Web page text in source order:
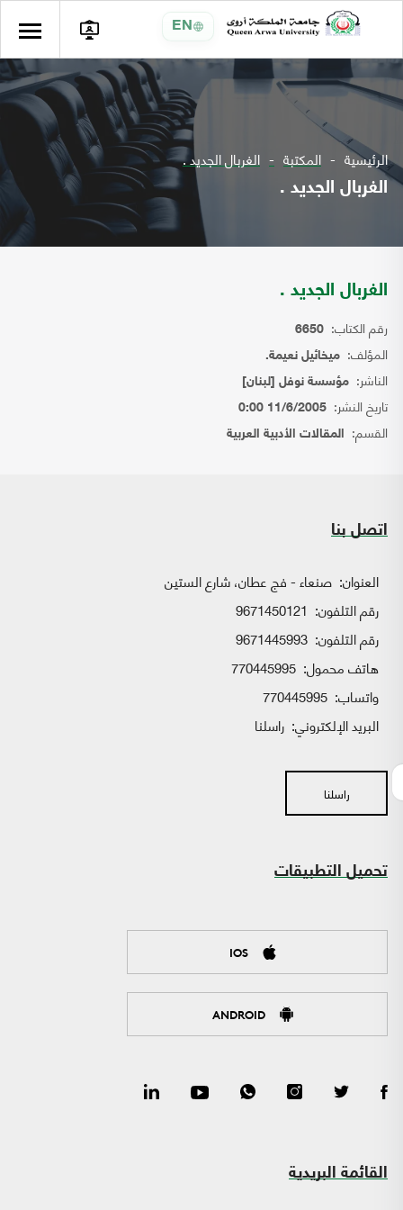
EN
الرئيسية المكتبة الغربال الجديد .
الغربال الجديد .
الغربال الجديد .
رقم الكتاب: 6650
المؤلف: ميخائيل نعيمة.
الناشر: مؤسسة نوفل [لبنان]
تاريخ النشر: 11/6/2005 0:00
القسم: المقالات الأدبية العربية
اتصل بنا
العنوان: صنعاء - فج عطان، شارع الستين
رقم التلفون: 9671450121
رقم التلفون: 9671445993
هاتف محمول: 770445995
واتساب:
البريد الإلكتروني: راسلنا
راسلنا
تحميل التطبيقات
IOS
ANDROID
القائمة البريدية